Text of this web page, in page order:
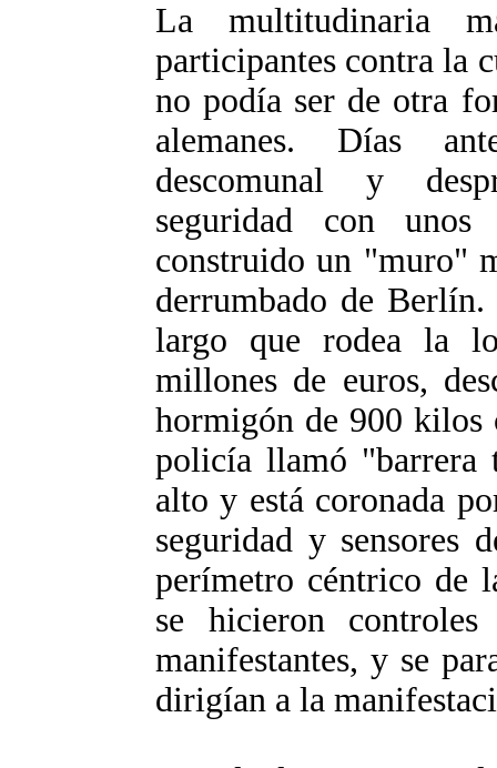
La multitudinaria
participantes contra la
no podía ser de otra
alemanes. Días
descomunal y
seguridad con
construido un "muro"
derrumbado de
largo que rodea la
millones de euros,
hormigón de 900 kilos
policía llamó "barrera
alto y está coronada
seguridad y sensores
perímetro céntrico de
se hicieron
manifestantes, y se
dirigían a la